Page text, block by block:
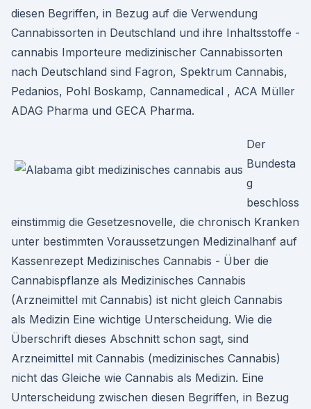
diesen Begriffen, in Bezug auf die Verwendung
Cannabissorten in Deutschland und ihre Inhaltsstoffe -
cannabis Importeure medizinischer Cannabissorten
nach Deutschland sind Fagron, Spektrum Cannabis,
Pedanios, Pohl Boskamp, Cannamedical , ACA Müller
ADAG Pharma und GECA Pharma.
Der
Bundesta
g
beschloss
einstimmig die Gesetzesnovelle, die chronisch Kranken
unter bestimmten Voraussetzungen Medizinalhanf auf
Kassenrezept Medizinisches Cannabis - Über die
Cannabispflanze als Medizinisches Cannabis
(Arzneimittel mit Cannabis) ist nicht gleich Cannabis
als Medizin Eine wichtige Unterscheidung. Wie die
Überschrift dieses Abschnitt schon sagt, sind
Arzneimittel mit Cannabis (medizinisches Cannabis)
nicht das Gleiche wie Cannabis als Medizin. Eine
Unterscheidung zwischen diesen Begriffen, in Bezug